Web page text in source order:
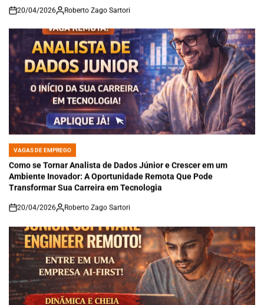
on
20/04/2026 Roberto Zago Sartori
POSTED
IN
VAGAS DE EMPREGO
Como se Tornar Analista de Dados Júnior e Crescer em um
Ambiente Inovador: A Oportunidade Remota Que Pode
Transformar Sua Carreira em Tecnologia
on
20/04/2026 Roberto Zago Sartori